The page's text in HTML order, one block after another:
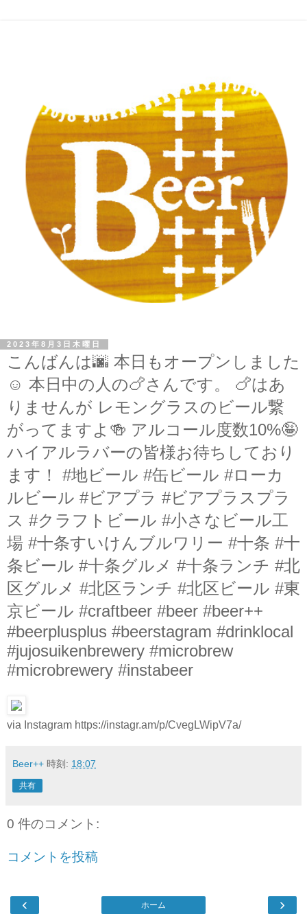
2023年8月3日木曜日
こんばんは🌆 本日もオープンしました
☺︎ 本日中の人の🍗さんです。 🍗はあ
りませんが レモングラスのビール繋
がってますよ🍻 アルコール度数10%🤪
ハイアルラバーの皆様お待ちしており
ます！ #地ビール #缶ビール #ローカ
ルビール #ビアプラ #ビアプラスプラ
ス #クラフトビール #小さなビール工
場 #十条すいけんブルワリー #十条 #十
条ビール #十条グルメ #十条ランチ #北
区グルメ #北区ランチ #北区ビール #東
京ビール #craftbeer #beer #beer++
#beerplusplus #beerstagram #drinklocal
#jujosuikenbrewery #microbrew
#microbrewery #instabeer
via Instagram https://instagr.am/p/CvegLWipV7a/
Beer++ 時刻: 18:07
共有
0 件のコメント:
コメントを投稿
‹ ›
ホーム